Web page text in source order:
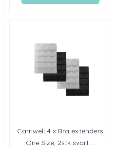
Carriwell 4 x Bra extenders
One Size, 2stk svart ...